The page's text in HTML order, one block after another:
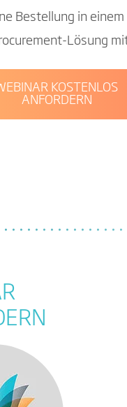
Bestellung in einem
Lösung
KOSTENLOS
ANFORDERN